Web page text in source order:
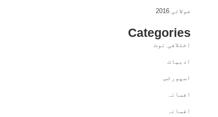
جولائی 2016
Categories
اختلافی نوٹ
ادبیات
اسپورٹس
افسانہ
افسانہ